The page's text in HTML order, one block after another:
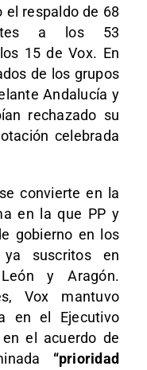
el respaldo de 68
a los 53
15 de Vox. En
de los grupos
Andalucía y
rechazado su
celebrada
convierte en la
en la que PP y
gobierno en los
suscritos en
y Aragón.
Vox mantuvo
en el Ejecutivo
el acuerdo de
“prioridad